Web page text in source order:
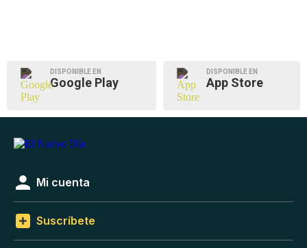
DISPONIBLE EN
Google Play
DISPONIBLE EN
App Store
Mi cuenta
Suscríbete